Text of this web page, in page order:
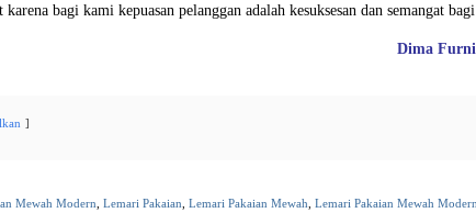
karena bagi kami kepuasan pelanggan adalah kesuksesan dan semangat
Dima
Mewah Modern Lemari Pakaian Lemari Pakaian Mewah Lemari Pakaian Mewah Modern